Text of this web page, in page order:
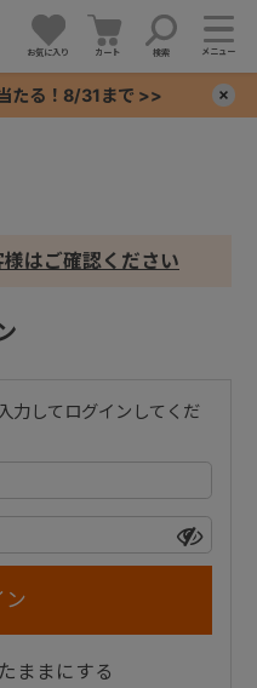
お気に入り カート 検索 メニュー
たる！8/31まで >>
様はご確認ください
力してログインしてくだ
ままにする